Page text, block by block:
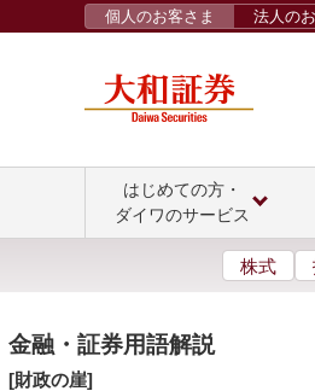
個人のお客さま 法人の
はじめての方・
ダイワのサービス
株式
金融・証券用語解説
[財政の崖]